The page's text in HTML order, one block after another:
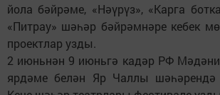
йола бәйрәме, «Нәүрүз», «Карга
«Питрау» шәһәр бәйрәмнәре кебек
проектлар узды.
2 июньнән 9 июньгә кадәр РФ
ярдәме белән Яр Чаллы шәһәрендә